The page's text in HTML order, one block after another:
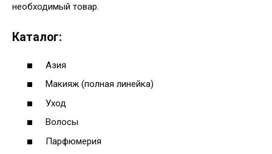
необходимый товар.
Каталог:
Азия
Макияж (полная линейка)
Уход
Волосы
Парфюмерия